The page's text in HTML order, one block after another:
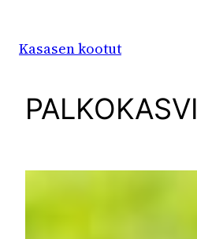
Kasasen kootut
PALKOKASVI